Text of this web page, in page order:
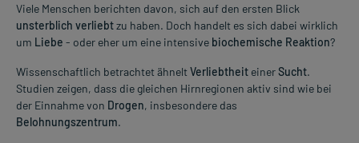
Viele Menschen berichten davon, sich auf den ersten Blick
unsterblich verliebtzu haben. Doch handelt es sich dabei wirklich
um Liebe - oder eher um eine intensive biochemische Reaktion?
Wissenschaftlich betrachtet ähneltVerliebtheit einerSucht.
Studien zeigen, dass die gleichen Hirnregionen aktiv sind wie bei
der Einnahme von Drogen, insbesondere das
Belohnungszentrum.